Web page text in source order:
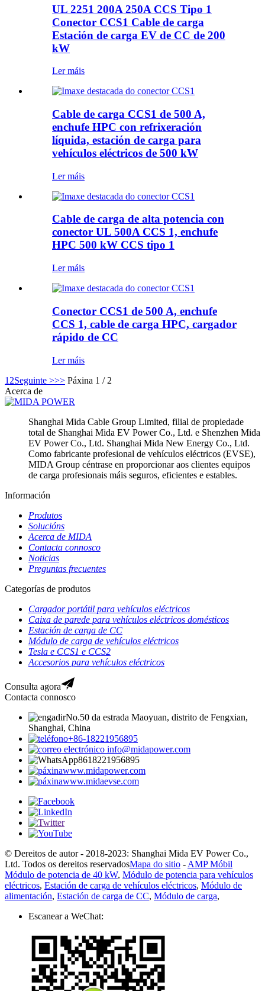
UL 2251 200A 250A CCS Tipo 1
Conector CCS1 Cable de carga
Estación de carga EV de CC de 200
kW
Ler máis
Cable de carga CCS1 de 500 A,
enchufe HPC con refrixeración
líquida, estación de carga para
vehículos eléctricos de 500 kW
Ler máis
Cable de carga de alta potencia con
conector UL 500A CCS 1, enchufe
HPC 500 kW CCS tipo 1
Ler máis
Conector CCS1 de 500 A, enchufe
CCS 1, cable de carga HPC, cargador
rápido de CC
Ler máis
1 2Seguinte >>> Páxina 1 / 2
Acerca de
Shanghai Mida Cable Group Limited, filial de propiedade
total de Shanghai Mida EV Power Co., Ltd. e Shenzhen Mida
EV Power Co., Ltd. Shanghai Mida New Energy Co., Ltd.
Como fabricante profesional de vehículos eléctricos (EVSE),
MIDA Group céntrase en proporcionar aos clientes equipos
de carga profesionais máis seguros, eficientes e estables.
Información
Produtos
Solucións
Acerca de MIDA
Contacta connosco
Noticias
Preguntas frecuentes
Categorías de produtos
Cargador portátil para vehículos eléctricos
Caixa de parede para vehículos eléctricos domésticos
Estación de carga de CC
Módulo de carga de vehículos eléctricos
Tesla e CCS1 e CCS2
Accesorios para vehículos eléctricos
Consulta agora
Contacta connosco
No.50 da estrada Maoyuan, distrito de Fengxian,
Shanghai, China
+86-18221956895
info@midapower.com
8618221956895
www.midapower.com
www.midaevse.com
© Dereitos de autor - 2018-2023: Shanghai Mida EV Power Co.,
Ltd. Todos os dereitos reservadosMapa do sitio - AMP Móbil
Módulo de potencia de 40 kW, Módulo de potencia para vehículos
eléctricos, Estación de carga de vehículos eléctricos, Módulo de
alimentación, Estación de carga de CC, Módulo de carga,
Escanear a WeChat: